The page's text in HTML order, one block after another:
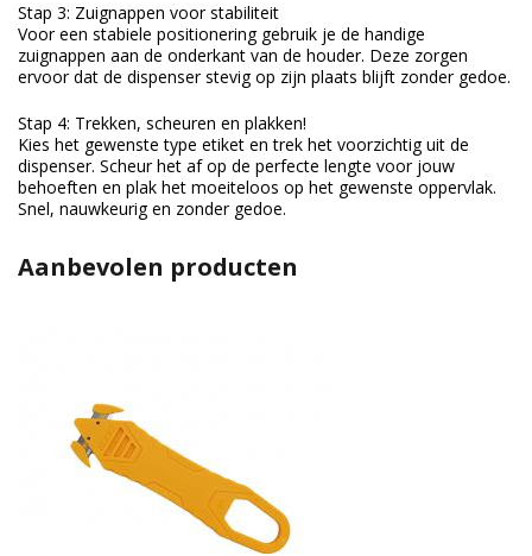
Stap 3: Zuignappen voor stabiliteit
Voor een stabiele positionering gebruik je de handige
zuignappen aan de onderkant van de houder. Deze zorgen
ervoor dat de dispenser stevig op zijn plaats blijft zonder gedoe.
Stap 4: Trekken, scheuren en plakken!
Kies het gewenste type etiket en trek het voorzichtig uit de
dispenser. Scheur het af op de perfecte lengte voor jouw
behoeften en plak het moeiteloos op het gewenste oppervlak.
Snel, nauwkeurig en zonder gedoe.
Aanbevolen producten